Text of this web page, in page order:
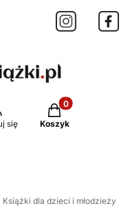
się
Produkty w
Koszyk
Książki dla dzieci i młodzieży